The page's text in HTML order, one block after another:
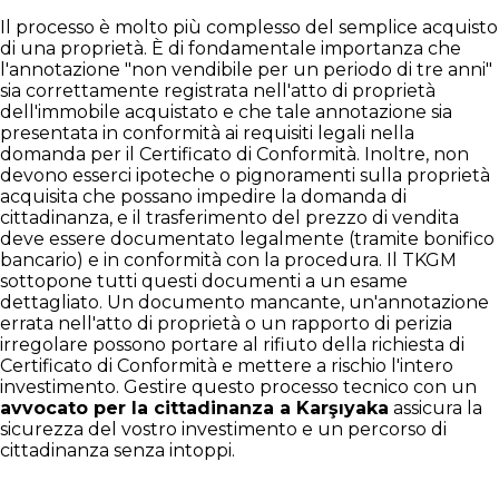
Il processo è molto più complesso del semplice acquisto
di una proprietà. È di fondamentale importanza che
l'annotazione "non vendibile per un periodo di tre anni"
sia correttamente registrata nell'atto di proprietà
dell'immobile acquistato e che tale annotazione sia
presentata in conformità ai requisiti legali nella
domanda per il Certificato di Conformità. Inoltre, non
devono esserci ipoteche o pignoramenti sulla proprietà
acquisita che possano impedire la domanda di
cittadinanza, e il trasferimento del prezzo di vendita
deve essere documentato legalmente (tramite bonifico
bancario) e in conformità con la procedura. Il TKGM
sottopone tutti questi documenti a un esame
dettagliato. Un documento mancante, un'annotazione
errata nell'atto di proprietà o un rapporto di perizia
irregolare possono portare al rifiuto della richiesta di
Certificato di Conformità e mettere a rischio l'intero
investimento. Gestire questo processo tecnico con un
avvocato per la cittadinanza a Karşıyaka assicura la
sicurezza del vostro investimento e un percorso di
cittadinanza senza intoppi.